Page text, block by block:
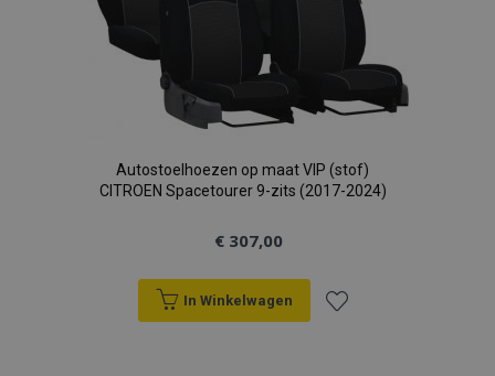
Autostoelhoezen op maat VIP (stof)
CITROEN Spacetourer 9-zits (2017-2024)
€ 307,00
In Winkelwagen